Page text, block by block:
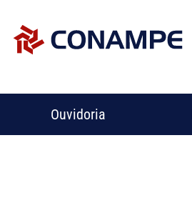
Ouvidoria